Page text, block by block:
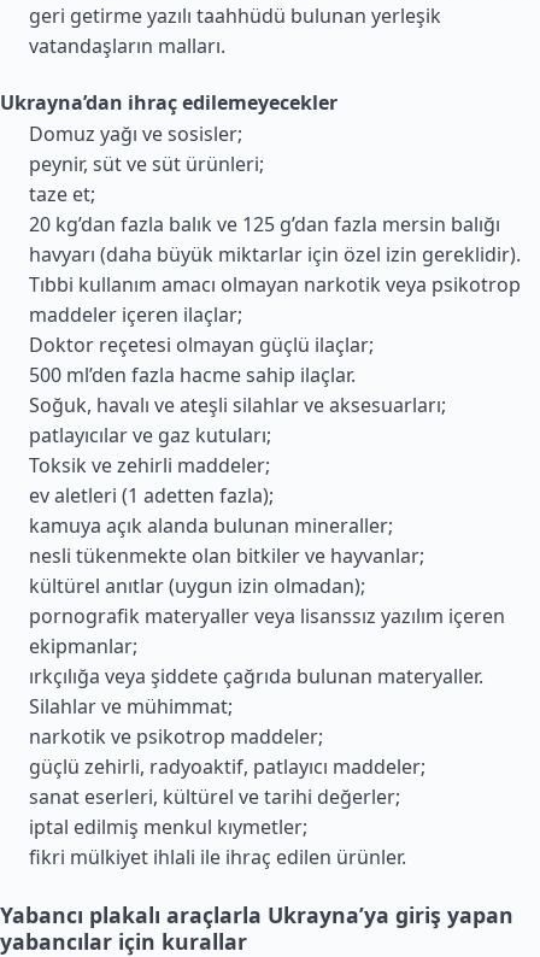
geri getirme yazılı taahhüdü bulunan yerleşik
vatandaşların malları.
Ukrayna’dan ihraç edilemeyecekler
Domuz yağı ve sosisler;
peynir, süt ve süt ürünleri;
taze et;
20 kg’dan fazla balık ve 125 g’dan fazla mersin balığı
havyarı (daha büyük miktarlar için özel izin gereklidir).
Tıbbi kullanım amacı olmayan narkotik veya psikotrop
maddeler içeren ilaçlar;
Doktor reçetesi olmayan güçlü ilaçlar;
500 ml’den fazla hacme sahip ilaçlar.
Soğuk, havalı ve ateşli silahlar ve aksesuarları;
patlayıcılar ve gaz kutuları;
Toksik ve zehirli maddeler;
ev aletleri (1 adetten fazla);
kamuya açık alanda bulunan mineraller;
nesli tükenmekte olan bitkiler ve hayvanlar;
kültürel anıtlar (uygun izin olmadan);
pornografik materyaller veya lisanssız yazılım içeren
ekipmanlar;
ırkçılığa veya şiddete çağrıda bulunan materyaller.
Silahlar ve mühimmat;
narkotik ve psikotrop maddeler;
güçlü zehirli, radyoaktif, patlayıcı maddeler;
sanat eserleri, kültürel ve tarihi değerler;
iptal edilmiş menkul kıymetler;
fikri mülkiyet ihlali ile ihraç edilen ürünler.
Yabancı plakalı araçlarla Ukrayna’ya giriş yapan
yabancılar için kurallar